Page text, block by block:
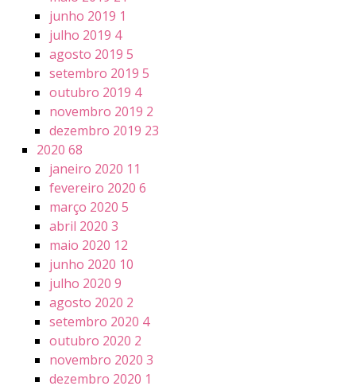
junho 2019 1
julho 2019 4
agosto 2019 5
setembro 2019 5
outubro 2019 4
novembro 2019 2
dezembro 2019 23
2020 68
janeiro 2020 11
fevereiro 2020 6
março 2020 5
abril 2020 3
maio 2020 12
junho 2020 10
julho 2020 9
agosto 2020 2
setembro 2020 4
outubro 2020 2
novembro 2020 3
dezembro 2020 1